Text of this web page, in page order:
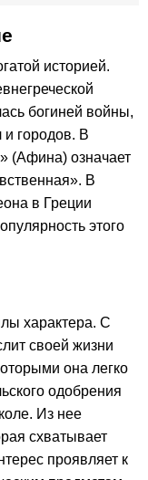
историей.
богиней войны,
и городов. В
(Афина) означает
В
в Греции
этого
характера. С
своей жизни
она легко
одобрения
Из нее
схватывает
проявляет к